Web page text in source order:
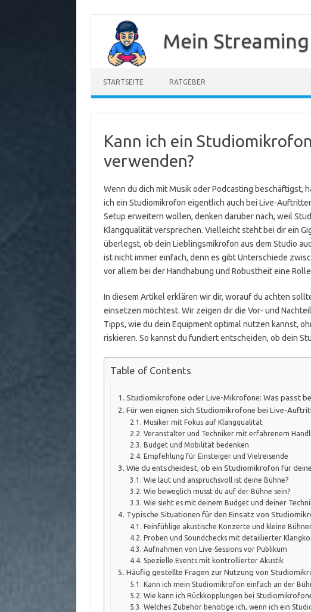
springen
Mein
STARTSEITE RATGEBER
Kann ich ein
verwenden?
Wenn du dich mit Musik oder Podcasting beschäftigst,
ich ein Studiomikrofon eigentlich auch bei Live-
Setup erweitern wollen, denken darüber nach, weil
Klangqualität versprechen. Vielleicht steht bei dir ein
überlegst, ob dein Lieblingsmikrofon aus dem Studio
ist nicht immer einfach, denn es gibt Unterschiede
vor allem bei der Handhabung und Robustheit eine
In diesem Artikel erklären wir dir, worauf du achten
einsetzen möchtest. Wir zeigen dir die Vor- und
Tipps, wie du dein Equipment optimal nutzen kannst,
riskieren. So kannst du fundiert entscheiden, ob dein
Table of Contents
Studiomikrofone oder Live-Mikrofone: Was passt
Für wen eignen sich Studiomikrofone bei Live-
Musiker mit Fokus auf Klangqualität
Veranstalter und Techniker mit erfahrenem
Budget und Mobilität bedenken
Empfehlung für Einsteiger und Vielreisende
Wie du entscheidest, ob ein Studiomikrofon für
Wie laut und anspruchsvoll ist deine Bühne?
Wie beweglich musst du auf der Bühne sein?
Wie sieht es mit deinem Budget und deiner
Typische Situationen für den Einsatz von
Feinfühlige akustische Konzerte und kleine
Proben und Soundchecks mit detaillierter
Aufnahmen von Live-Sessions vor Publikum
Spezielle Events mit kontrollierter Akustik
Häufig gestellte Fragen zur Nutzung von
Kann ich mein Studiomikrofon einfach an der
Wie kann ich Rückkopplungen bei
Welches Zubehör benötige ich, wenn ich ein